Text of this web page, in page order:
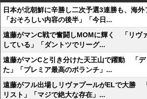
日本が北朝鮮に辛勝し二次予選3連勝も、海
「おそろしい内容の後半」「今日...
遠藤がマンC戦で奮闘しMOMに輝く 「リヴ
している」「ダントツでリーグ...
遠藤がマンCと引き分けた天王山で躍動 「デ
た」「プレミア最高のボランチ」...
遠藤がフル出場しリヴァプールがELで大勝
リスト」「マジで絶大な存在」...